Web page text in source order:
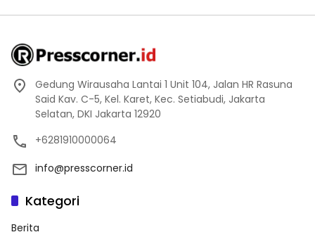
Gedung Wirausaha Lantai 1 Unit 104, Jalan HR Rasuna
Said Kav. C-5, Kel. Karet, Kec. Setiabudi, Jakarta
Selatan, DKI Jakarta 12920
+6281910000064
info@presscorner.id
Kategori
Berita